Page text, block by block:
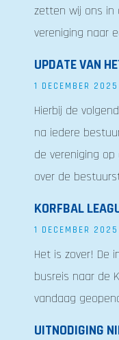
zetten wij ons in
vereniging naar
UPDATE VAN
1 DECEMBER 2025
Hierbij de
na iedere
de vereniging
over de
KORFBAL
1 DECEMBER 2025
Het is zover! De
busreis naar de
vandaag
UITNODIGING